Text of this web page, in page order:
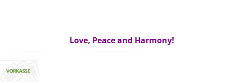
Love, Peace and Harmony!